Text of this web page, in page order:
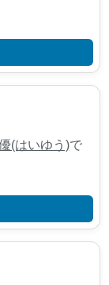
(はいゆう)で